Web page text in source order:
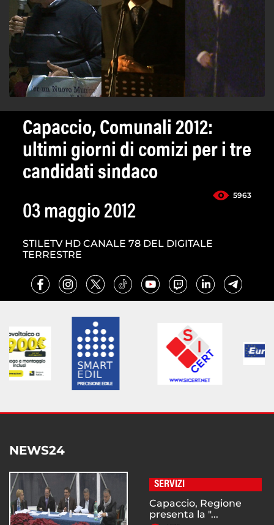
Capaccio, Comunali 2012:
ultimi giorni di comizi per i tre
candidati sindaco
5963
03 maggio 2012
STILETV HD CANALE 78 DEL DIGITALE
TERRESTRE
NEWS24
SERVIZI
Capaccio, Regione
presenta la "...